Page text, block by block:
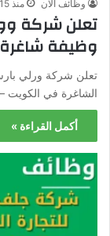
وظائف الان منذ 15 ساعة
وظيفة
تعلن شركة ورلي
الشاغرة في الكويت
أكمل القراءة »